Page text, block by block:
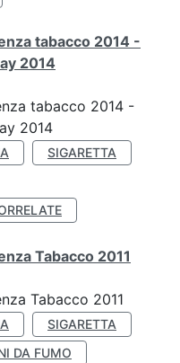
tabacco 2014 -
2014
tabacco 2014 -
2014
SIGARETTA
Tabacco 2011
Tabacco 2011
SIGARETTA
DA FUMO